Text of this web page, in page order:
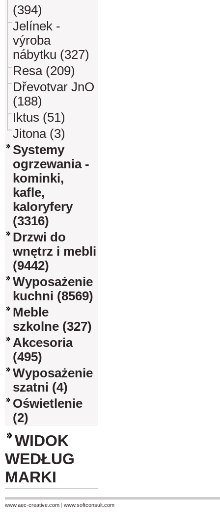
(394)
Jelínek -
výroba
nábytku (327)
Resa (209)
Dřevotvar JnO
(188)
Iktus (51)
Jitona (3)
Systemy
ogrzewania -
kominki,
kafle,
kaloryfery
(3316)
Drzwi do
wnętrz i mebli
(9442)
Wyposażenie
kuchni (8569)
Meble
szkolne (327)
Akcesoria
(495)
Wyposażenie
szatni (4)
Oświetlenie
(2)
WIDOK
WEDŁUG
MARKI
www.aec-creative.com | www.softconsult.com